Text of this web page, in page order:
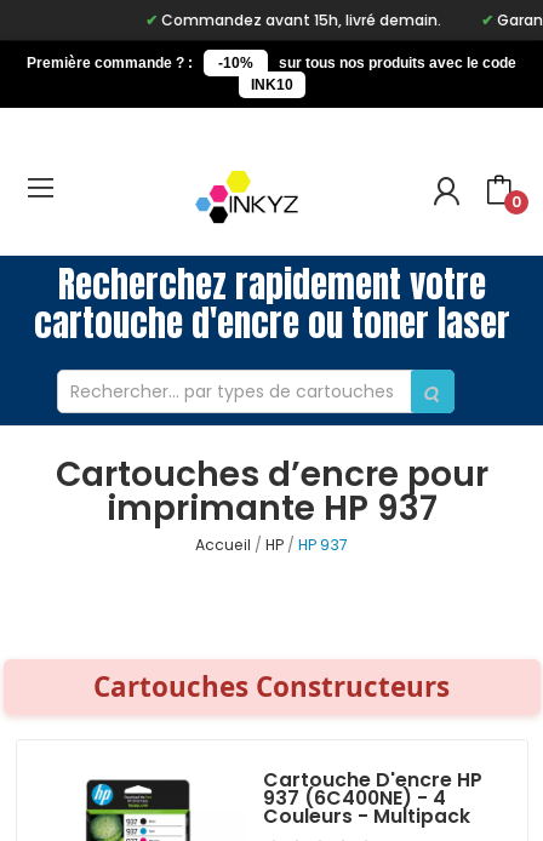
Commandez avant 15h, livré demain.
Première commande ? : -10%
sur tous nos produits avec le code
INK10
0
Recherchez rapidement votre
cartouche d'encre ou toner laser
Cartouches d’encre pour
imprimante HP 937
Accueil HP HP 937
Cartouches Constructeurs
Cartouche D'encre HP
937 (6C400NE) - 4
Couleurs - Multipack